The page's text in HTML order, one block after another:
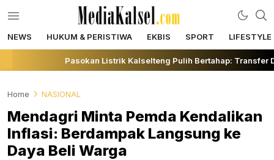
mediakalsel.com
Berita Update Banua
NEWS HUKUM & PERISTIWA EKBIS SPORT LIFESTYLE
Pasokan Listrik Kalselteng Pulih Bertahap: Transfer
Home NASIONAL
Mendagri Minta Pemda Kendalikan
Inflasi: Berdampak Langsung ke
Daya Beli Warga